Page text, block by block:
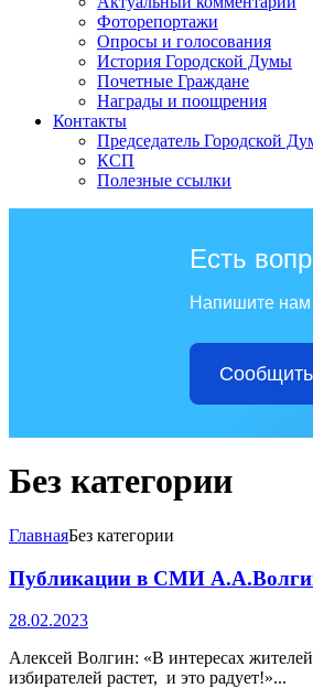
Фоторепортажи
Опросы и голосования
История Городской Думы
Почетные Граждане
Награды и поощрения
Контакты
Председатель Городской
КСП
Полезные ссылки
Есть
Напишите нам
Без категории
ГлавнаяБез категории
Публикации в СМИ
28.02.2023
Алексей Волгин: «В интересах
избирателей растет, и это радует!»...